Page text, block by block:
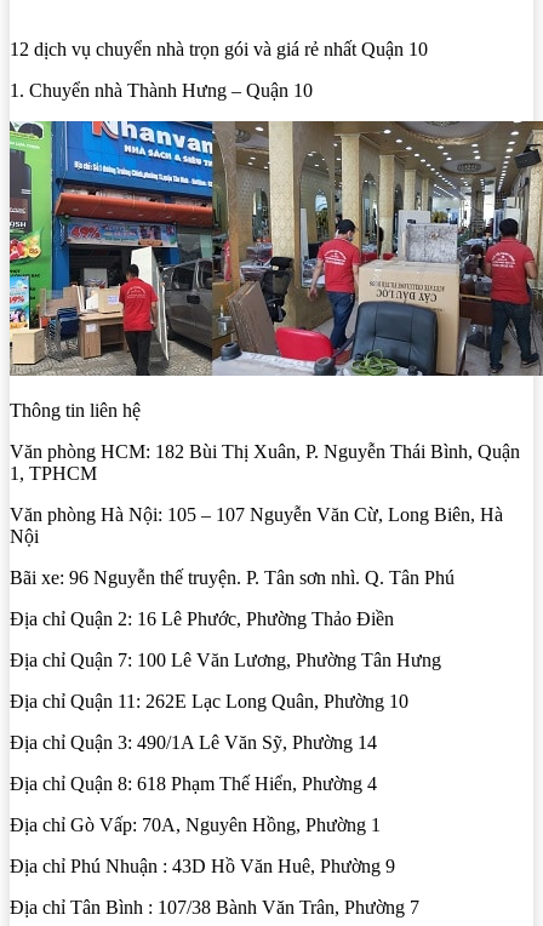
12 dịch vụ chuyển nhà trọn gói và giá rẻ nhất Quận 10
1. Chuyển nhà Thành Hưng – Quận 10
Thông tin liên hệ
Văn phòng HCM: 182 Bùi Thị Xuân, P. Nguyễn Thái Bình, Quận
1, TPHCM
Văn phòng Hà Nội: 105 – 107 Nguyễn Văn Cừ, Long Biên, Hà
Nội
Bãi xe: 96 Nguyễn thế truyện. P. Tân sơn nhì. Q. Tân Phú
Địa chỉ Quận 2: 16 Lê Phước, Phường Thảo Điền
Địa chỉ Quận 7: 100 Lê Văn Lương, Phường Tân Hưng
Địa chỉ Quận 11: 262E Lạc Long Quân, Phường 10
Địa chỉ Quận 3: 490/1A Lê Văn Sỹ, Phường 14
Địa chỉ Quận 8: 618 Phạm Thế Hiển, Phường 4
Địa chỉ Gò Vấp: 70A, Nguyên Hồng, Phường 1
Địa chỉ Phú Nhuận : 43D Hồ Văn Huê, Phường 9
Địa chỉ Tân Bình : 107/38 Bành Văn Trân, Phường 7